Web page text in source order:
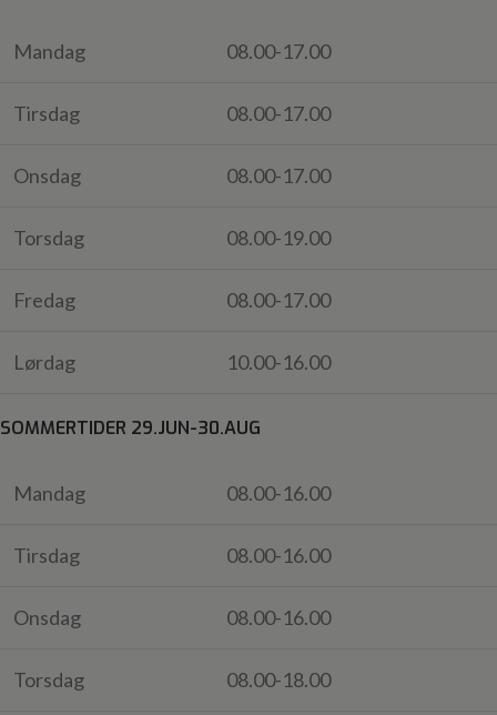
Mandag 08.00-17.00
Tirsdag 08.00-17.00
Onsdag 08.00-17.00
Torsdag 08.00-19.00
Fredag 08.00-17.00
Lørdag 10.00-16.00
SOMMERTIDER 29.JUN-30.AUG
Mandag 08.00-16.00
Tirsdag 08.00-16.00
Onsdag 08.00-16.00
Torsdag 08.00-18.00